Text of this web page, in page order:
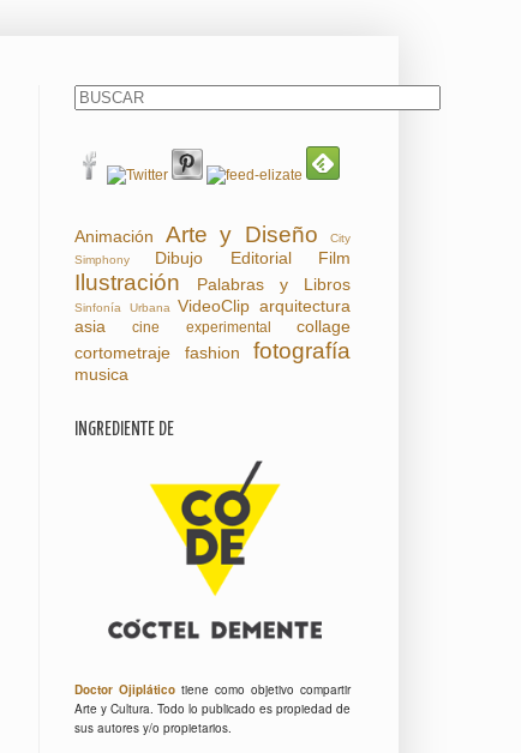
Animación Arte y Diseño
City
Simphony
Dibujo Editorial Film
Ilustración Palabras y Libros
Sinfonía Urbana VideoClip arquitectura
asia
cine experimental
collage
cortometraje
fashion fotografía
musica
INGREDIENTE DE
Doctor Ojiplático tiene como objetivo compartir
Arte y Cultura. Todo lo publicado es propiedad de
sus autores y/o propietarios.